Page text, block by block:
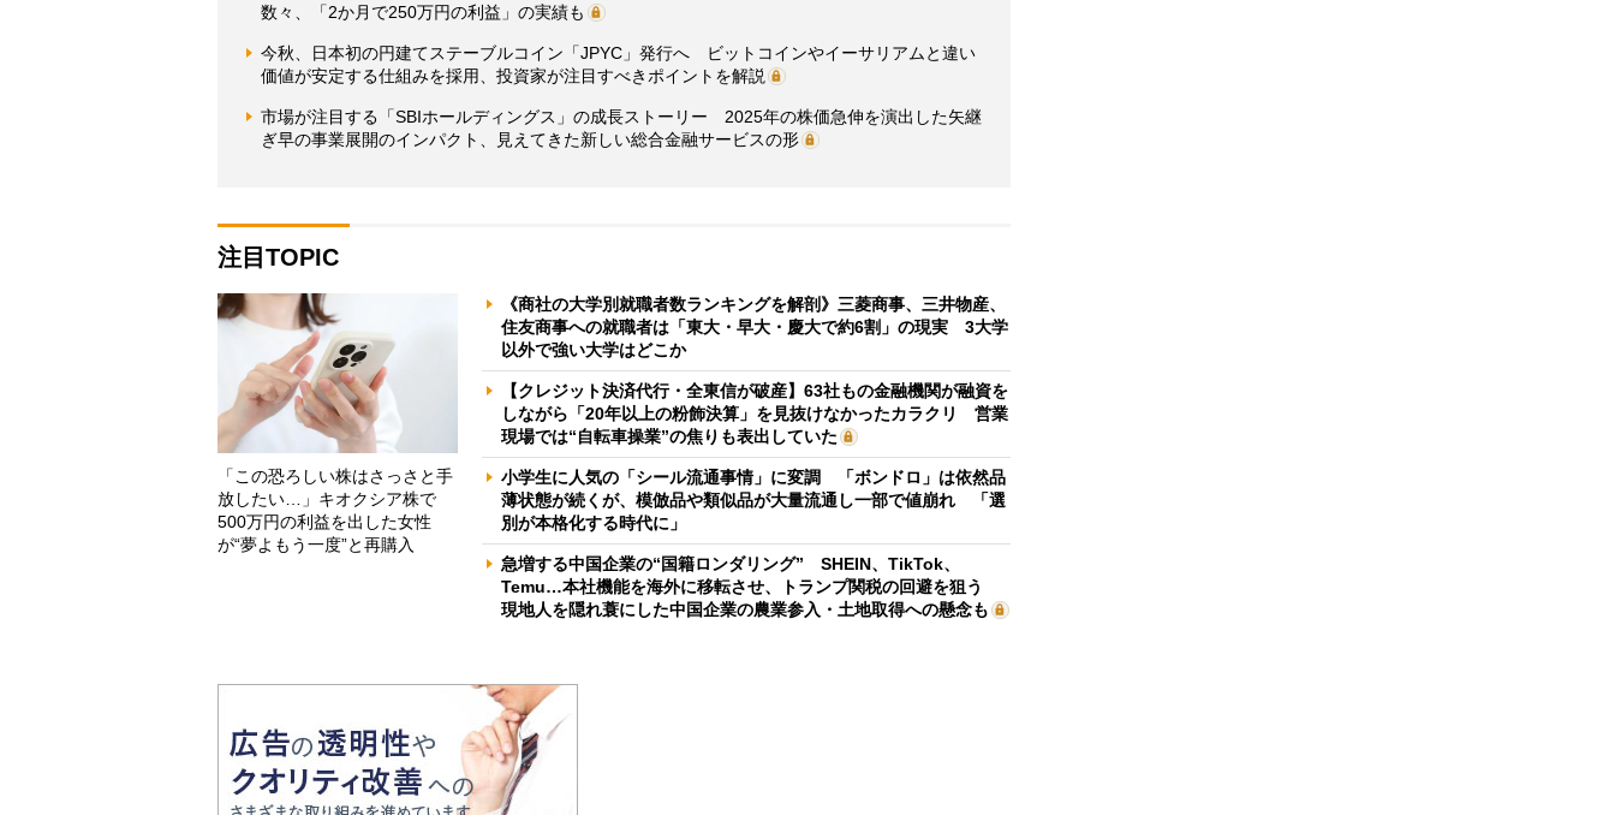
数々、「2か月で250万円の利益」の実績も
今秋、日本初の円建てステーブルコイン「JPYC」発行へ ビットコインやイーサリアムと違い
価値が安定する仕組みを採用、投資家が注目すべきポイントを解説
市場が注目する「SBIホールディングス」の成長ストーリー 2025年の株価急伸を演出した矢継
ぎ早の事業展開のインパクト、見えてきた新しい総合金融サービスの形
注目TOPIC
「この恐ろしい株はさっさと手
放したい…」キオクシア株で
500万円の利益を出した女性
が“夢よもう一度”と再購入
《商社の大学別就職者数ランキングを解剖》三菱商事、三井物産、
住友商事への就職者は「東大・早大・慶大で約6割」の現実 3大学
以外で強い大学はどこか
【クレジット決済代行・全東信が破産】63社もの金融機関が融資を
しながら「20年以上の粉飾決算」を見抜けなかったカラクリ 営業
現場では“自転車操業”の焦りも表出していた
小学生に人気の「シール流通事情」に変調 「ボンドロ」は依然品
薄状態が続くが、模倣品や類似品が大量流通し一部で値崩れ 「選
別が本格化する時代に」
急増する中国企業の“国籍ロンダリング” SHEIN、TikTok、
Temu…本社機能を海外に移転させ、トランプ関税の回避を狙う
現地人を隠れ蓑にした中国企業の農業参入・土地取得への懸念も